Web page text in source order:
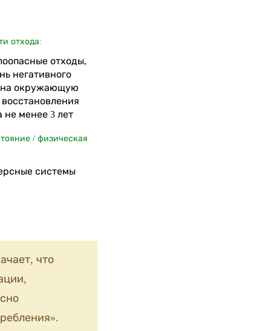
отхода:
отходы,
негативного
на окружающую
не менее 3 лет
/ физическая
системы
что